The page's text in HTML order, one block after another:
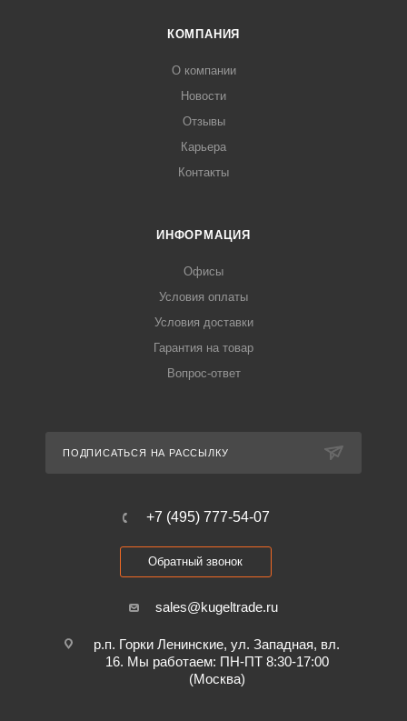
КОМПАНИЯ
О компании
Новости
Отзывы
Карьера
Контакты
ИНФОРМАЦИЯ
Офисы
Условия оплаты
Условия доставки
Гарантия на товар
Вопрос-ответ
ПОДПИСАТЬСЯ НА РАССЫЛКУ
+7 (495) 777-54-07
Обратный звонок
sales@kugeltrade.ru
р.п. Горки Ленинские, ул. Западная, вл.
16. Мы работаем: ПН-ПТ 8:30-17:00
(Москва)